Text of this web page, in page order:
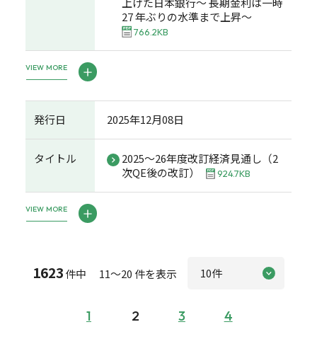
27 年ぶりの水準まで上昇～
766.2KB
VIEW MORE
発行日 2025年12月08日
タイトル
2025～26年度改訂経済見通し（2
次QE後の改訂）
924.7KB
VIEW MORE
1623件中 11～20 件を表示
1 2 3 4